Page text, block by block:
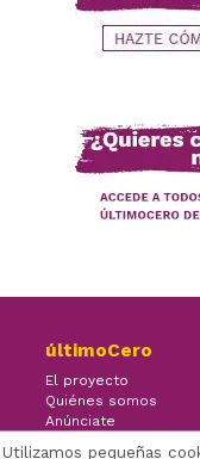
últimoCero
El proyecto
Quiénes somos
Anúnciate
Utilizamos pequeñas